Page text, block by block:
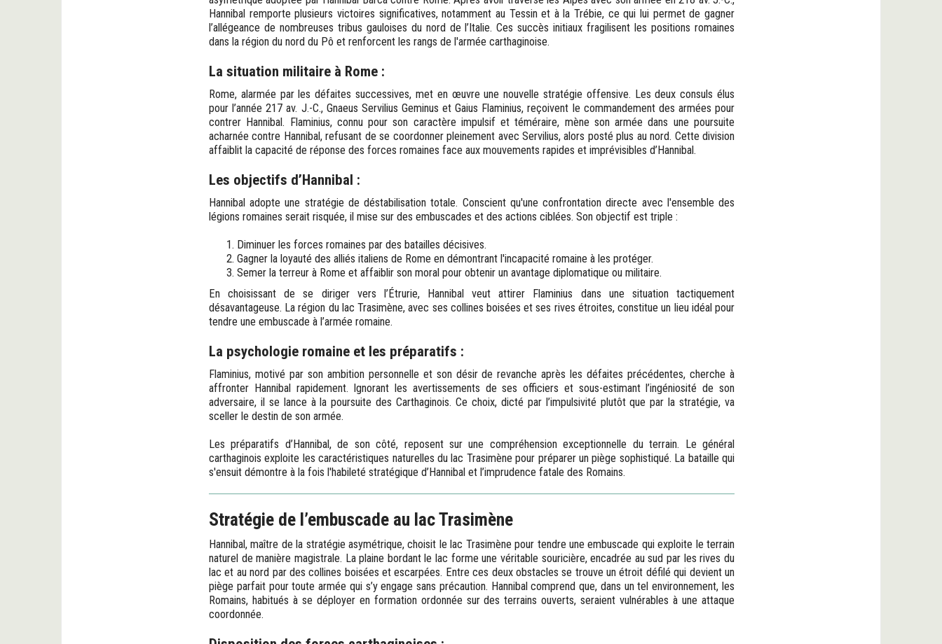
Hannibal remporte plusieurs victoires significatives, notamment au Tessin et à la Trébie, ce qui lui permet de gagner
l’allégeance de nombreuses tribus gauloises du nord de l’Italie. Ces succès initiaux fragilisent les positions romaines
dans la région du nord du Pô et renforcent les rangs de l'armée carthaginoise.
La situation militaire à Rome :
Rome, alarmée par les défaites successives, met en œuvre une nouvelle stratégie offensive. Les deux consuls élus
pour l’année 217 av. J.-C., Gnaeus Servilius Geminus et Gaius Flaminius, reçoivent le commandement des armées pour
contrer Hannibal. Flaminius, connu pour son caractère impulsif et téméraire, mène son armée dans une poursuite
acharnée contre Hannibal, refusant de se coordonner pleinement avec Servilius, alors posté plus au nord. Cette division
affaiblit la capacité de réponse des forces romaines face aux mouvements rapides et imprévisibles d’Hannibal.
Les objectifs d’Hannibal :
Hannibal adopte une stratégie de déstabilisation totale. Conscient qu'une confrontation directe avec l'ensemble des
légions romaines serait risquée, il mise sur des embuscades et des actions ciblées. Son objectif est triple :
Diminuer les forces romaines par des batailles décisives.
Gagner la loyauté des alliés italiens de Rome en démontrant l'incapacité romaine à les protéger.
Semer la terreur à Rome et affaiblir son moral pour obtenir un avantage diplomatique ou militaire.
En choisissant de se diriger vers l’Étrurie, Hannibal veut attirer Flaminius dans une situation tactiquement
désavantageuse. La région du lac Trasimène, avec ses collines boisées et ses rives étroites, constitue un lieu idéal pour
tendre une embuscade à l’armée romaine.
La psychologie romaine et les préparatifs :
Flaminius, motivé par son ambition personnelle et son désir de revanche après les défaites précédentes, cherche à
affronter Hannibal rapidement. Ignorant les avertissements de ses officiers et sous-estimant l’ingéniosité de son
adversaire, il se lance à la poursuite des Carthaginois. Ce choix, dicté par l’impulsivité plutôt que par la stratégie, va
sceller le destin de son armée.
Les préparatifs d’Hannibal, de son côté, reposent sur une compréhension exceptionnelle du terrain. Le général
carthaginois exploite les caractéristiques naturelles du lac Trasimène pour préparer un piège sophistiqué. La bataille qui
s'ensuit démontre à la fois l'habileté stratégique d’Hannibal et l’imprudence fatale des Romains.
Stratégie de l’embuscade au lac Trasimène
Hannibal, maître de la stratégie asymétrique, choisit le lac Trasimène pour tendre une embuscade qui exploite le terrain
naturel de manière magistrale. La plaine bordant le lac forme une véritable souricière, encadrée au sud par les rives du
lac et au nord par des collines boisées et escarpées. Entre ces deux obstacles se trouve un étroit défilé qui devient un
piège parfait pour toute armée qui s’y engage sans précaution. Hannibal comprend que, dans un tel environnement, les
Romains, habitués à se déployer en formation ordonnée sur des terrains ouverts, seraient vulnérables à une attaque
coordonnée.